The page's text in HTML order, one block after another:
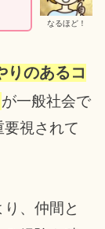
なるほど！
りのあるコ
が一般社会で
視されて
、仲間と